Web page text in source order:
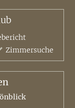
Zimmersuche